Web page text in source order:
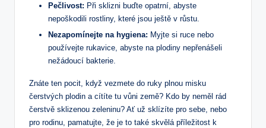
Pečlivost: Při sklizni buďte opatrní, abyste
nepoškodili rostliny, které jsou ještě v růstu.
Nezapomínejte na hygiena: Myjte si ruce nebo
používejte rukavice, abyste na plodiny nepřenášeli
nežádoucí bakterie.
Znáte ten pocit, když vezmete do ruky plnou misku
čerstvých plodin a cítíte tu vůni země? Kdo by neměl rád
čerstvě sklizenou zeleninu? Ať už sklízíte pro sebe, nebo
pro rodinu, pamatujte, že je to také skvělá příležitost k